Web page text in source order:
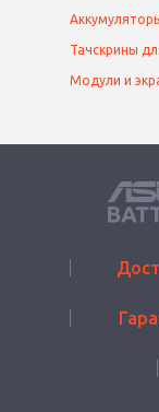
Тачскрины
Модули и